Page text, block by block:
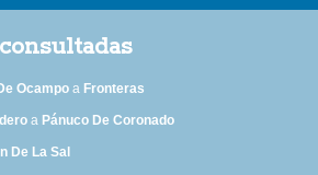
Ocampo a Fronteras
a Pánuco De Coronado
De La Sal